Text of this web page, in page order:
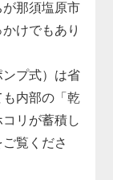
那須塩原市
けでもあり
プ式）は省
内部の「乾
リが蓄積し
覧くださ